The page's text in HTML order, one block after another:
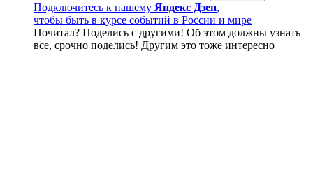
Подключитесь к нашему Яндекс Дзен,
чтобы быть в курсе событий в России и мире
Почитал? Поделись с другими! Об этом должны узнать
все, срочно поделись! Другим это тоже интересно